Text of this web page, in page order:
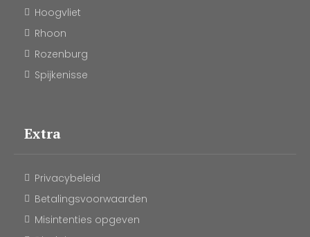
Hoogvliet
Rhoon
Rozenburg
Spijkenisse
Extra
Privacybeleid
Betalingsvoorwaarden
Misintenties opgeven